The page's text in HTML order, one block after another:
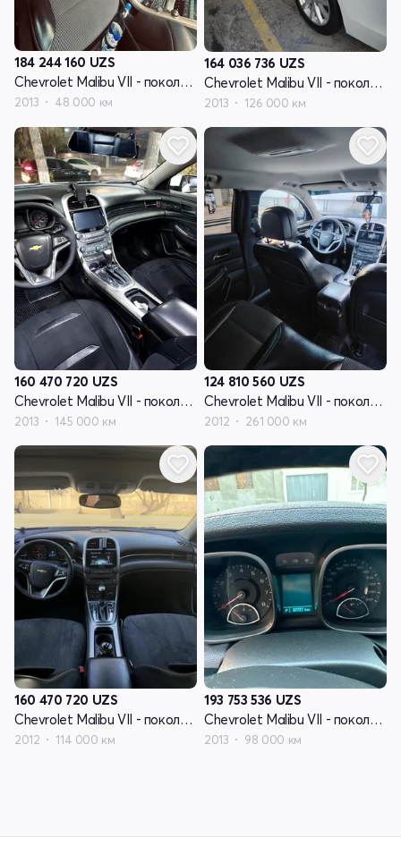
184 244 160 UZS
Chevrolet Malibu VII - поколение
2013 48 000 км
164 036 736 UZS
Chevrolet Malibu VII - поколение
2013 126 000 км
160 470 720 UZS
Chevrolet Malibu VII - поколение
2013 145 000 км
124 810 560 UZS
Chevrolet Malibu VII - поколение
2012 261 000 км
160 470 720 UZS
Chevrolet Malibu VII - поколение
2012 114 000 км
193 753 536 UZS
Chevrolet Malibu VII - поколение
2013 98 000 км